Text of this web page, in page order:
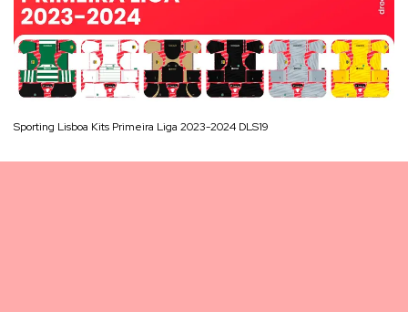
Sporting Lisboa Kits Primeira Liga 2023-2024 DLS19